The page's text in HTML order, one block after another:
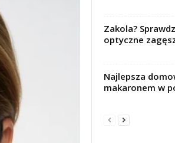
Zakola?
optyczne
Najlepsza
makaronem w